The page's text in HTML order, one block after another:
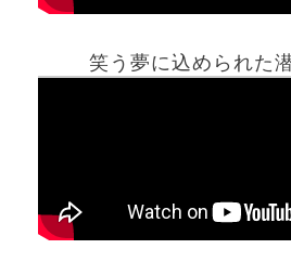
笑う夢に込められた